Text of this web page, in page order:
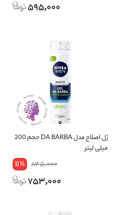
595,000
ژل اصلاح مدل DA BARBA حجم 200
میلی لیتر
845,000
11%
753,000